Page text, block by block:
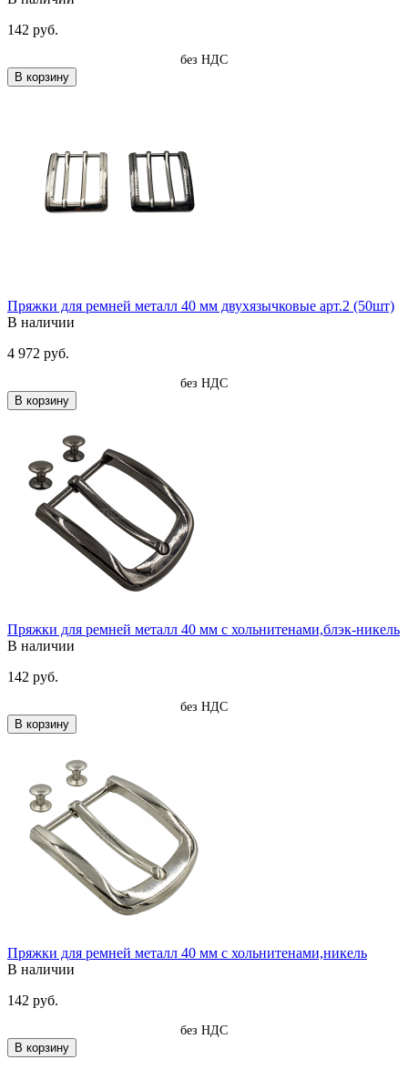
142 руб.
без НДС
В корзину
Пряжки для ремней металл 40 мм двухязычковые арт.2 (50шт)
В наличии
4 972 руб.
без НДС
В корзину
Пряжки для ремней металл 40 мм с хольнитенами,блэк-никель
В наличии
142 руб.
без НДС
В корзину
Пряжки для ремней металл 40 мм с хольнитенами,никель
В наличии
142 руб.
без НДС
В корзину